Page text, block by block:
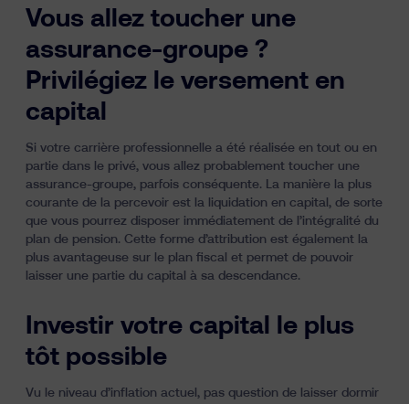
Vous allez toucher une
assurance-groupe ?
Privilégiez le versement en
capital
Si votre carrière professionnelle a été réalisée en tout ou en
partie dans le privé, vous allez probablement toucher une
assurance-groupe, parfois conséquente. La manière la plus
courante de la percevoir est la liquidation en capital, de sorte
que vous pourrez disposer immédiatement de l’intégralité du
plan de pension. Cette forme d’attribution est également la
plus avantageuse sur le plan fiscal et permet de pouvoir
laisser une partie du capital à sa descendance.
Investir votre capital le plus
tôt possible
Vu le niveau d’inflation actuel , pas question de laisser dormir